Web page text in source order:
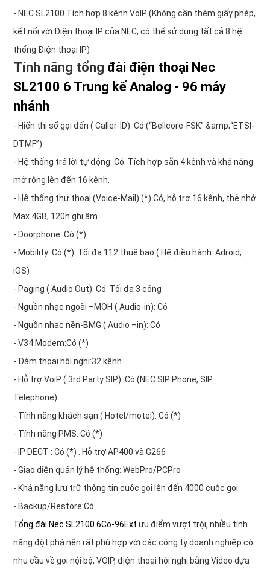
- NEC SL2100 Tích hợp 8 kênh VoIP (Không cần thêm giấy phép,
kết nối với Điện thoại IP của NEC, có thể sử dụng tất cả 8 hệ
thống Điện thoại IP)
Tính năng tổng đài điện thoại Nec
SL2100 6 Trung kế Analog - 96 máy
nhánh
- Hiển thị số gọi đến ( Caller-ID): Có (“Bellcore-FSK” &amp;“ETSI-
DTMF”)
- Hệ thống trả lời tự động: Có. Tích hợp sẵn 4 kênh và khả năng
mở rộng lên đến 16 kênh.
- Hệ thống thư thoại (Voice-Mail) (*) Có, hỗ trợ 16 kênh, thẻ nhớ
Max 4GB, 120h ghi âm.
- Doorphone: Có (*)
- Mobility: Có (*) .Tối đa 112 thuê bao ( Hệ điều hành: Adroid,
iOS)
- Paging ( Audio Out): Có. Tối đa 3 cổng
- Nguồn nhạc ngoài –MOH ( Audio-in): Có
- Nguồn nhạc nền-BMG ( Audio –in): Có
- V34 Modem:Có (*)
- Đàm thoại hội nghị:32 kênh
- Hỗ trợ VoiP ( 3rd Party SIP): Có (NEC SIP Phone, SIP
Telephone)
- Tính năng khách sạn ( Hotel/motel): Có (*)
- Tính năng PMS: Có (*)
- IP DECT : Có (*) . Hỗ trợ AP400 và G266
- Giao diện quản lý hệ thống: WebPro/PCPro
- Khả năng lưu trữ thông tin cuộc gọi lên đến 4000 cuộc gọi
- Backup/Restore:Có.
Tổng đài Nec SL2100 6Co-96Ext ưu điểm vượt trội, nhiều tính
năng đột phá nên rất phù hợp với các công ty doanh nghiệp có
nhu cầu về gọi nội bộ, VOIP, điện thoại hội nghị bằng Video dựa